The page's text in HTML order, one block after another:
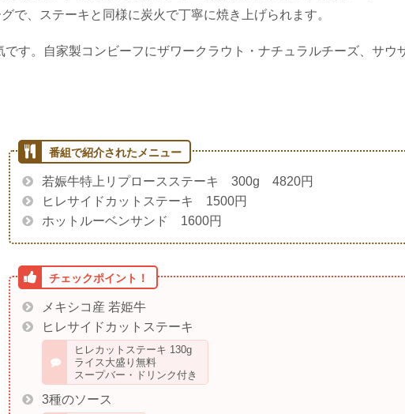
で、ステーキと同様に炭火で丁寧に焼き上げられます。
です。自家製コンビーフにザワークラウト・ナチュラルチーズ、サウ
若娠牛特上リプロースステーキ 300g 4820円
ヒレサイドカットステーキ 1500円
ホットルーベンサンド 1600円
メキシコ産 若姫牛
ヒレサイドカットステーキ
ヒレカットステーキ 130g
ライス大盛り無料
スープバー・ドリンク付き
3種のソース